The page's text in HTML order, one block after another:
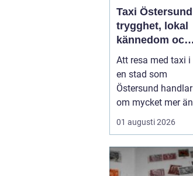
Taxi Östersund
trygghet, lokal
kännedom och
smidiga resor
året runt
Att resa med taxi i
en stad som
Östersund handlar
om mycket mer än
att bara ta sig från
punkt A till...
01 augusti 2026